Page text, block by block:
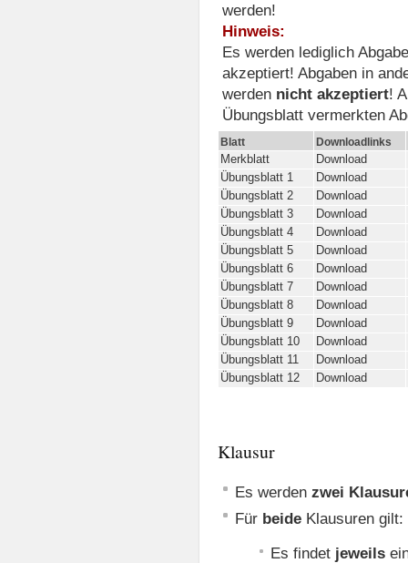
werden!
Hinweis:
Es werden lediglich
akzeptiert! Abgaben in
werden nicht akzeptiert!
Übungsblatt vermerkten
Blatt Downloadlinks
Merkblatt
Download
Übungsblatt 1
Download
Übungsblatt 2
Download
Übungsblatt 3
Download
Übungsblatt 4
Download
Übungsblatt 5
Download
Übungsblatt 6
Download
Übungsblatt 7
Download
Übungsblatt 8
Download
Übungsblatt 9
Download
Übungsblatt 10
Download
Übungsblatt 11
Download
Übungsblatt 12
Download
Klausur
Es werdenzwei
Für beide Klausuren gilt:
Es findet jeweils